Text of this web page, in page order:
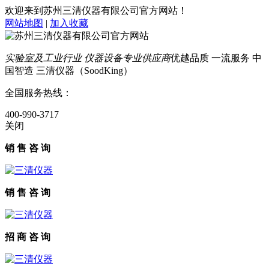
欢迎来到苏州三清仪器有限公司官方网站！
网站地图 | 加入收藏
实验室及工业行业 仪器设备专业供应商优越品质 一流服务 中
国智造 三清仪器（SoodKing）
全国服务热线：
400-990-3717
关闭
销 售 咨 询
销 售 咨 询
招 商 咨 询